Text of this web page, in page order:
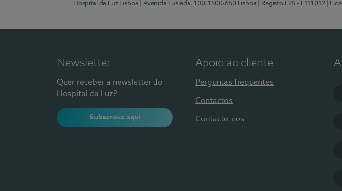
Hospital da Luz Lisboa | Avenida Lusíada, 100, 1500-650 Lisboa | Registo ERS - E111012 |
Newsletter
Quer receber a newsletter do
Hospital da Luz?
Subscreva aqui
Apoio ao cliente
Perguntas frequentes
Contactos
Contacte-nos